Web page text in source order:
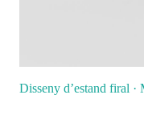
Disseny d’estand firal ·